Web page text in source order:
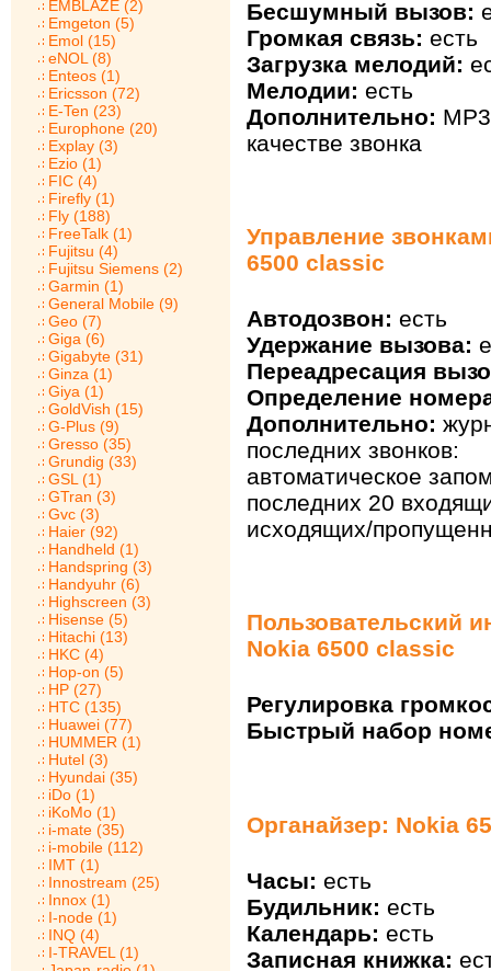
EMBLAZE (2)
Emgeton (5)
Emol (15)
eNOL (8)
Enteos (1)
Ericsson (72)
E-Ten (23)
Europhone (20)
Explay (3)
Ezio (1)
FIC (4)
Firefly (1)
Fly (188)
FreeTalk (1)
Fujitsu (4)
Fujitsu Siemens (2)
Garmin (1)
General Mobile (9)
Geo (7)
Giga (6)
Gigabyte (31)
Ginza (1)
Giya (1)
GoldVish (15)
G-Plus (9)
Gresso (35)
Grundig (33)
GSL (1)
GTran (3)
Gvc (3)
Haier (92)
Handheld (1)
Handspring (3)
Handyuhr (6)
Highscreen (3)
Hisense (5)
Hitachi (13)
HKC (4)
Hop-on (5)
HP (27)
HTC (135)
Huawei (77)
HUMMER (1)
Hutel (3)
Hyundai (35)
iDo (1)
iKoMo (1)
i-mate (35)
i-mobile (112)
IMT (1)
Innostream (25)
Innox (1)
I-node (1)
INQ (4)
I-TRAVEL (1)
Бесшумный вызов:
Громкая связь: есть
Загрузка мелодий:
Мелодии: есть
Дополнительно:
качестве звонка
Управление
6500 classic
Автодозвон: есть
Удержание вызова:
Переадресация
Определение
Дополнительно:
последних звонков:
автоматическое
последних 20
исходящих/
Пользовательский
Nokia 6500 classic
Регулировка
Быстрый набор
Органайзер: Nokia
Часы: есть
Будильник: есть
Календарь: есть
Записная книжка: